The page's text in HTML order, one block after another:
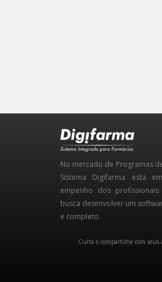
No mercado de Programas
Sistema Digifarma está
empenho dos
busca desenvolver um
e completo.
Curta e compartilhe com seus